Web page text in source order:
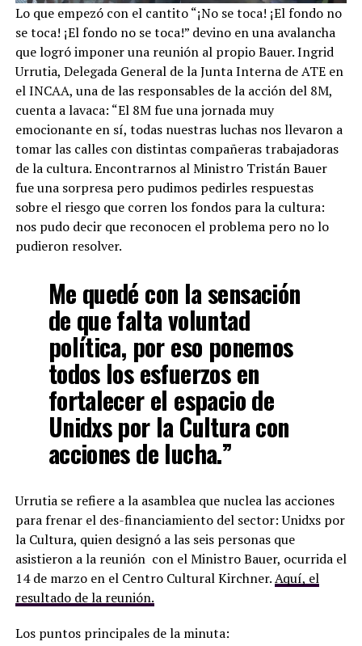
Lo que empezó con el cantito “¡No se toca! ¡El fondo no
se toca! ¡El fondo no se toca!” devino en una avalancha
que logró imponer una reunión al propio Bauer. Ingrid
Urrutia, Delegada General de la Junta Interna de ATE en
el INCAA, una de las responsables de la acción del 8M,
cuenta a lavaca: “El 8M fue una jornada muy
emocionante en sí, todas nuestras luchas nos llevaron a
tomar las calles con distintas compañeras trabajadoras
de la cultura. Encontrarnos al Ministro Tristán Bauer
fue una sorpresa pero pudimos pedirles respuestas
sobre el riesgo que corren los fondos para la cultura:
nos pudo decir que reconocen el problema pero no lo
pudieron resolver.
Me quedé con la sensación
de que falta voluntad
política, por eso ponemos
todos los esfuerzos en
fortalecer el espacio de
Unidxs por la Cultura con
acciones de lucha.”
Urrutia se refiere a la asamblea que nuclea las acciones
para frenar el des-financiamiento del sector: Unidxs por
la Cultura, quien designó a las seis personas que
asistieron a la reunión con el Ministro Bauer, ocurrida el
14 de marzo en el Centro Cultural Kirchner.Aquí, el
resultado de la reunión.
Los puntos principales de la minuta: